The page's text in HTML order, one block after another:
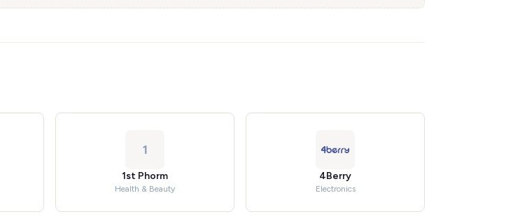
1
1st Phorm
Health & Beauty
4Berry
Electronics